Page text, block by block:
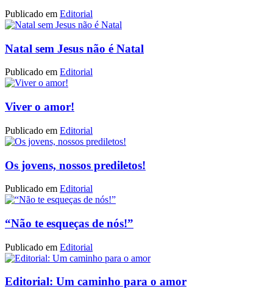
Publicado em Editorial
Natal sem Jesus não é Natal
Publicado em Editorial
Viver o amor!
Publicado em Editorial
Os jovens, nossos prediletos!
Publicado em Editorial
“Não te esqueças de nós!”
Publicado em Editorial
Editorial: Um caminho para o amor